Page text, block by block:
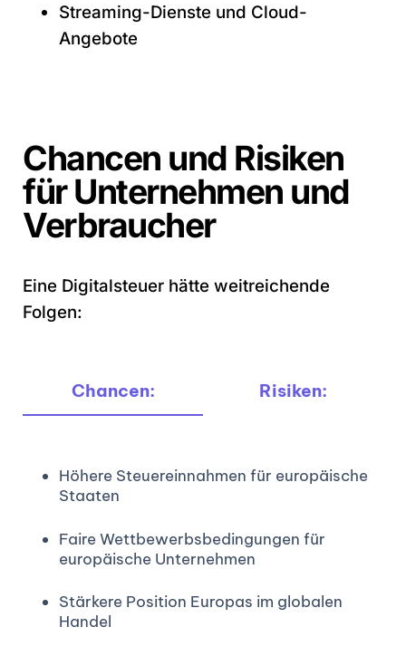
Streaming-Dienste und Cloud-
Angebote
Chancen und Risiken
für Unternehmen und
Verbraucher
Eine Digitalsteuer hätte weitreichende
Folgen:
Chancen: Risiken:
Höhere Steuereinnahmen für europäische
Staaten
Faire Wettbewerbsbedingungen für
europäische Unternehmen
Stärkere Position Europas im globalen
Handel